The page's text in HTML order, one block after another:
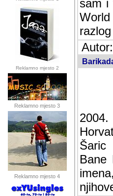
Reklamno mjesto 2
Reklamno mjesto 3
Reklamno mjesto 4
2004.
Šaric
Bane